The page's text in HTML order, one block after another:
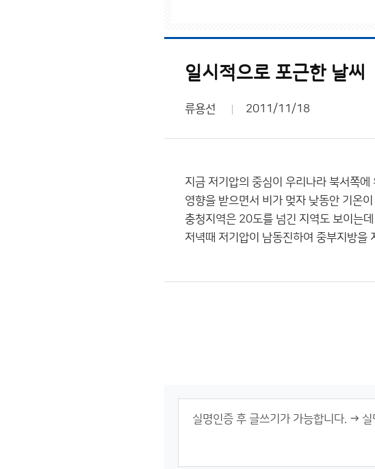
일시적으로 포근한 날씨
류용선 2011/11/18
지금 저기압의 중심이 우리나라 북서쪽
영향을 받으면서 비가 멎자 낮동안 기온
충청지역은 20도를 넘긴 지역도 보이는
저녁때 저기압이 남동진하여 중부지방을